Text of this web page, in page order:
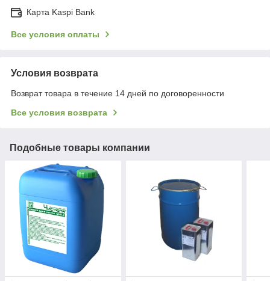
Карта Kaspi Bank
Все условия оплаты
Условия возврата
Возврат товара в течение 14 дней по договоренности
Все условия возврата
Подобные товары компании